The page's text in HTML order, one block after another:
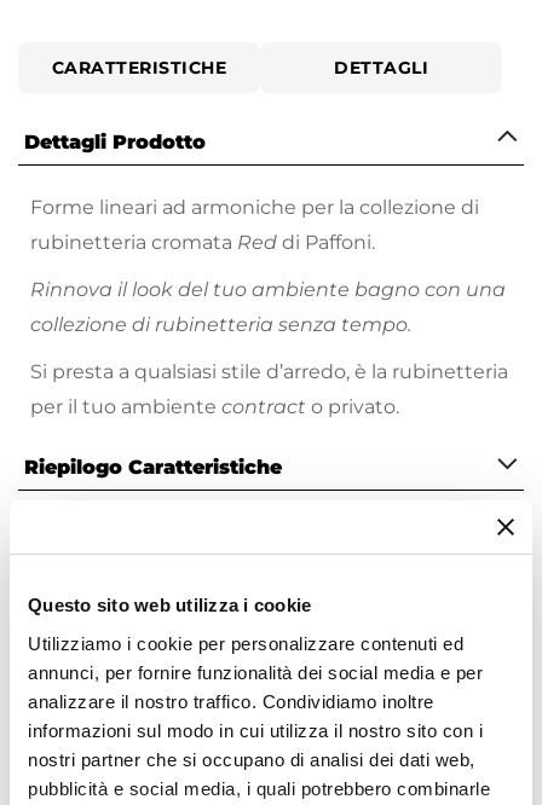
Questo sito web utilizza i cookie
Utilizziamo i cookie per personalizzare contenuti ed
annunci, per fornire funzionalità dei social media e per
analizzare il nostro traffico. Condividiamo inoltre
informazioni sul modo in cui utilizza il nostro sito con i
nostri partner che si occupano di analisi dei dati web,
pubblicità e social media, i quali potrebbero combinarle
CARATTERISTICHE DETTAGLI
Dettagli Prodotto
Forme lineari ad armoniche per la collezione di
rubinetteria cromata Red di Paffoni.
Rinnova il look del tuo ambiente bagno con una
collezione di rubinetteria senza tempo.
Si presta a qualsiasi stile d’arredo, è la rubinetteria
per il tuo ambiente contract o privato.
Riepilogo Caratteristiche
Tipologia
Miscelatore Bidet
Serie
Red
Colore
Cromo
Ti suggeriamo anche